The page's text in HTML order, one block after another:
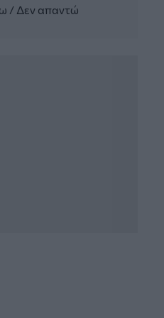
μετανάστευση:
- «ΕΡΡΙΚΟΣ
/ Δεν απαντώ